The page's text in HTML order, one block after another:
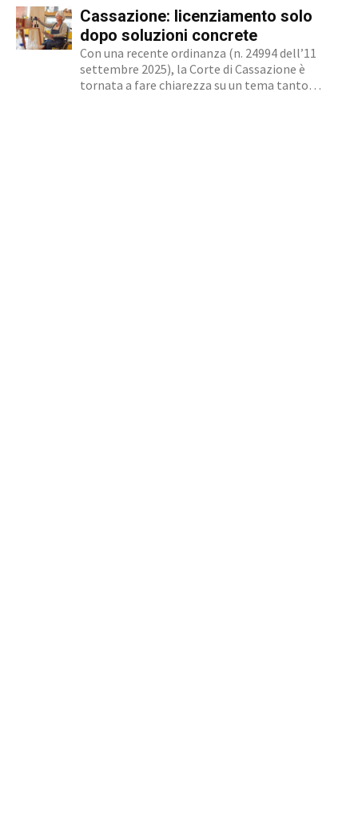
un’opzione commerciale né un dato di di fatto,
ma...
Cassazione: licenziamento solo
dopo soluzioni concrete
Con una recente ordinanza (n. 24994 dell’11
settembre 2025), la Corte di Cassazione è
tornata a fare chiarezza su un tema tanto